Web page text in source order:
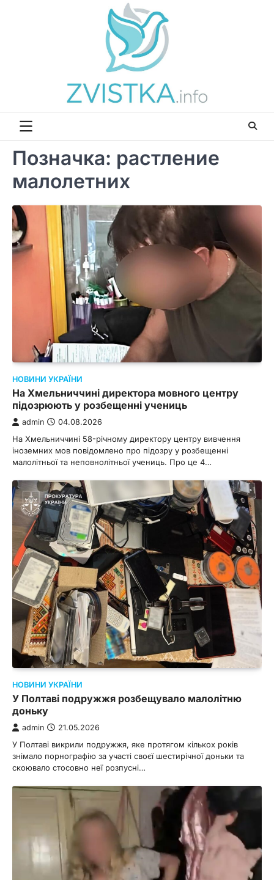
Позначка: растление
малолетних
НОВИНИ УКРАЇНИ
На Хмельниччині директора мовного центру
підозрюють у розбещенні учениць
admin 04.08.2026
На Хмельниччині 58-річному директору центру вивчення
іноземних мов повідомлено про підозру у розбещенні
малолітньої та неповнолітньої учениць. Про це 4…
НОВИНИ УКРАЇНИ
У Полтаві подружжя розбещувало малолітню
доньку
admin 21.05.2026
У Полтаві викрили подружжя, яке протягом кількох років
знімало порнографію за участі своєї шестирічної доньки та
скоювало стосовно неї розпусні…